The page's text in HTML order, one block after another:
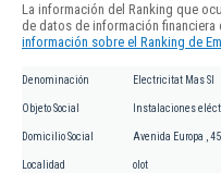
La información del Ranking que
de datos de información financiera
información sobre el Ranking de
Denominación Electricitat Mas Sl
Objeto Social Instalaciones
Domicilio Social Avenida Europa , 45
Localidad olot